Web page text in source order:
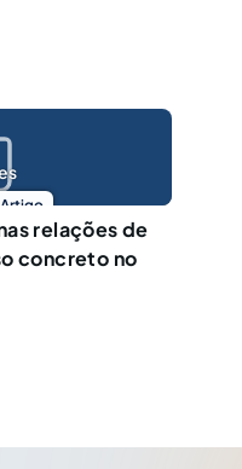
Artigo
relações de
concreto no